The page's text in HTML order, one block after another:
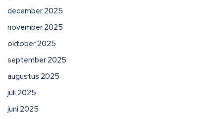
december 2025
november 2025
oktober 2025
september 2025
augustus 2025
juli 2025
juni 2025